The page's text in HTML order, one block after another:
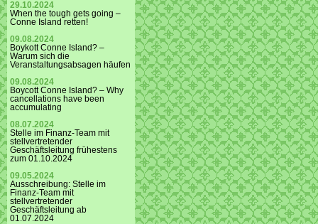
29.10.2024
When the tough gets going –
Conne Island retten!
09.08.2024
Boykott Conne Island? –
Warum sich die
Veranstaltungsabsagen häufen
09.08.2024
Boycott Conne Island? – Why
cancellations have been
accumulating
08.07.2024
Stelle im Finanz-Team mit
stellvertretender
Geschäftsleitung frühestens
zum 01.10.2024
09.05.2024
Ausschreibung: Stelle im
Finanz-Team mit
stellvertretender
Geschäftsleitung ab
01.07.2024